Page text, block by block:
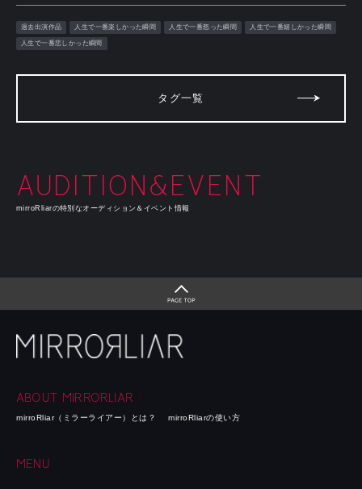
過去出演作品 人生で一番楽しかった瞬間 人生で一番怒った瞬間 人生で一番嬉しかった瞬間
人生で一番悲しかった瞬間
タグ一覧
AUDITION&EVENT
mirroRliarの特別なオーディション＆イベント情報
ABOUT MIRRORLIAR
mirroRliar（ミラーライアー）とは？ mirroRliarの使い方
MENU